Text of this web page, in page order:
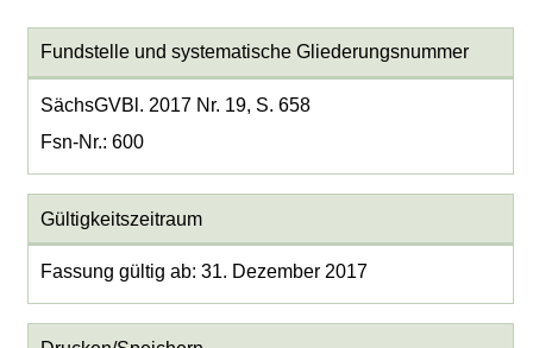
Fundstelle und systematische Gliederungsnummer
SächsGVBl. 2017 Nr. 19, S. 658
Fsn-Nr.: 600
Gültigkeitszeitraum
Fassung gültig ab: 31. Dezember 2017